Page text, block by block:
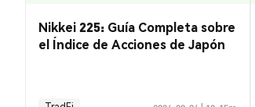
Nikkei 225: Guía Completa sobre
el Índice de Acciones de Japón